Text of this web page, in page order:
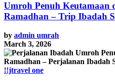
Umroh Penuh Keutamaan
Ramadhan – Trip Ibadah
by admin umrah
March 3, 2026
!!jtravel one